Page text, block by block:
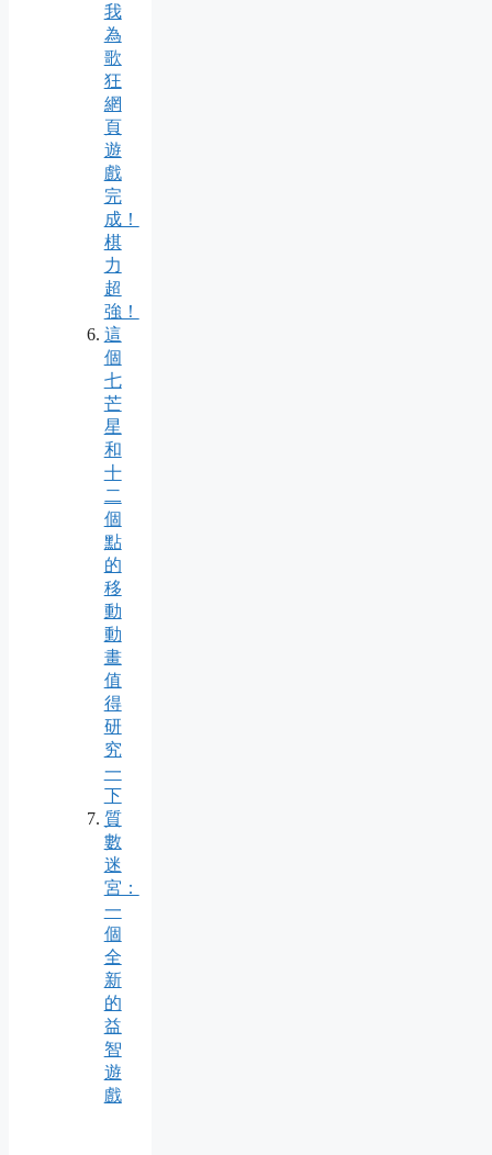
我
為
歌
狂
網
頁
遊
戲
完
成！
棋
力
超
強！
這
個
七
芒
星
和
十
二
個
點
的
移
動
動
畫
值
得
研
究
一
下
質
數
迷
宮：
一
個
全
新
的
益
智
遊
戲